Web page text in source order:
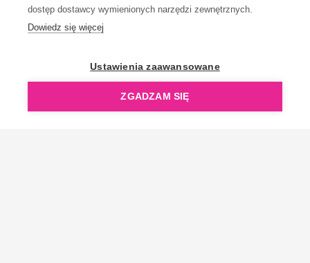
dostęp dostawcy wymienionych narzędzi zewnętrznych.
Dowiedz się więcej
Ustawienia zaawansowane
ZGADZAM SIĘ
OpenGift jest częścią ReflectGroup.